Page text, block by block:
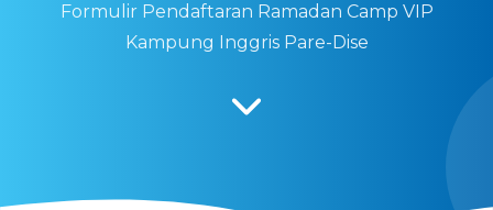
Formulir Pendaftaran Ramadan Camp VIP
Kampung Inggris Pare-Dise